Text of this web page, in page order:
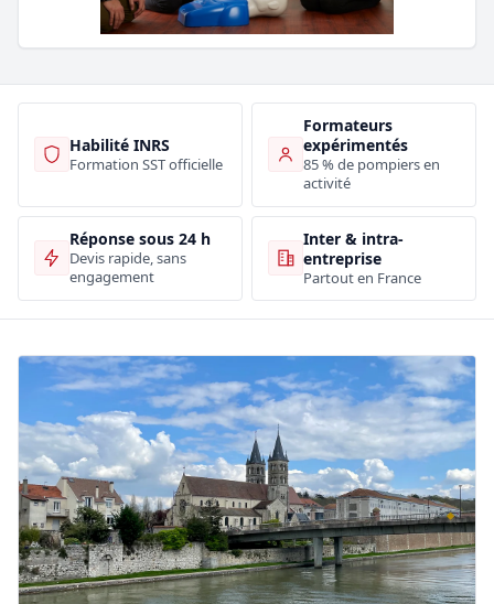
Habilité INRS
Formation SST officielle
Formateurs
expérimentés
85 % de pompiers en
activité
Réponse sous 24 h
Devis rapide, sans
engagement
Inter & intra-
entreprise
Partout en France